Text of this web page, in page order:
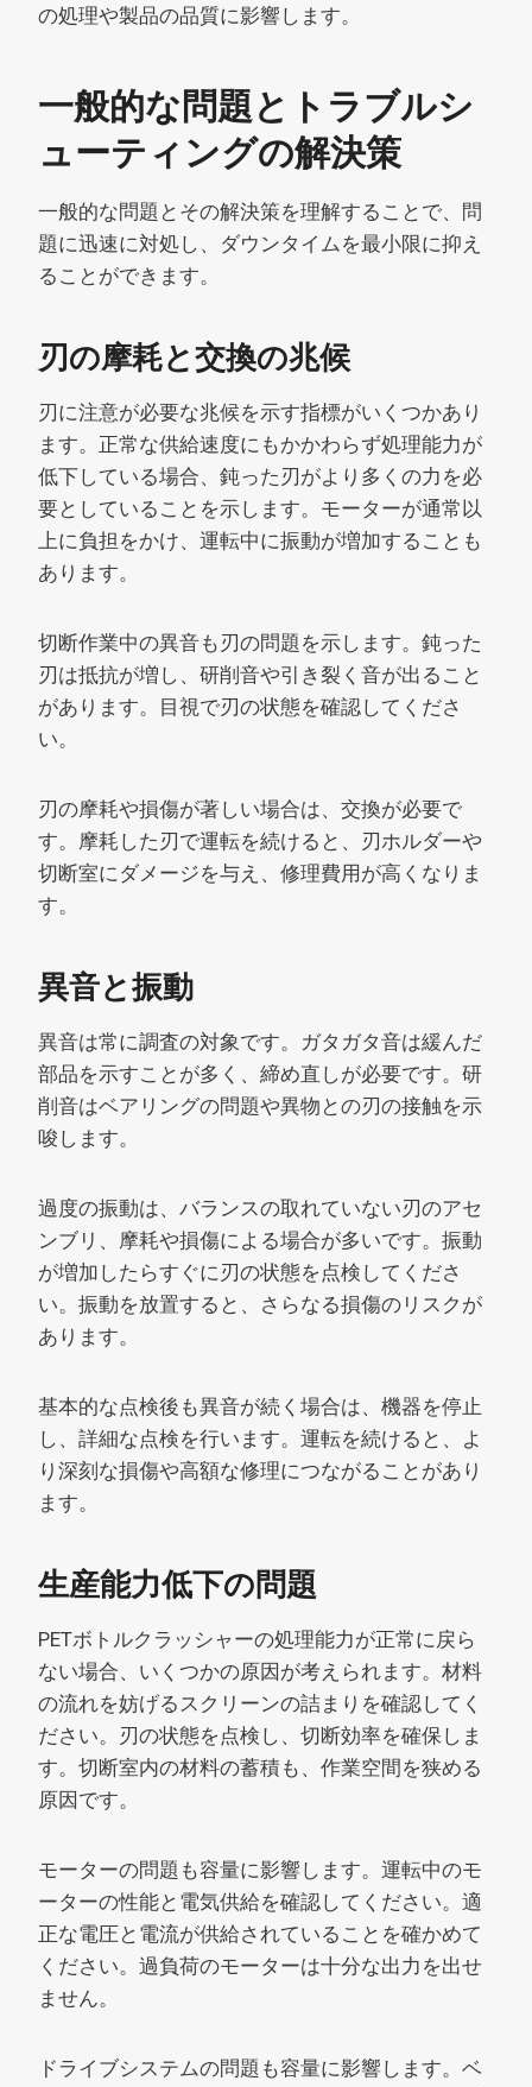
の処理や製品の品質に影響します。
一般的な問題とトラブルシ
ューティングの解決策
一般的な問題とその解決策を理解することで、問
題に迅速に対処し、ダウンタイムを最小限に抑え
ることができます。
刃の摩耗と交換の兆候
刃に注意が必要な兆候を示す指標がいくつかあり
ます。正常な供給速度にもかかわらず処理能力が
低下している場合、鈍った刃がより多くの力を必
要としていることを示します。モーターが通常以
上に負担をかけ、運転中に振動が増加することも
あります。
切断作業中の異音も刃の問題を示します。鈍った
刃は抵抗が増し、研削音や引き裂く音が出ること
があります。目視で刃の状態を確認してくださ
い。
刃の摩耗や損傷が著しい場合は、交換が必要で
す。摩耗した刃で運転を続けると、刃ホルダーや
切断室にダメージを与え、修理費用が高くなりま
す。
異音と振動
異音は常に調査の対象です。ガタガタ音は緩んだ
部品を示すことが多く、締め直しが必要です。研
削音はベアリングの問題や異物との刃の接触を示
唆します。
過度の振動は、バランスの取れていない刃のアセ
ンブリ、摩耗や損傷による場合が多いです。振動
が増加したらすぐに刃の状態を点検してくださ
い。振動を放置すると、さらなる損傷のリスクが
あります。
基本的な点検後も異音が続く場合は、機器を停止
し、詳細な点検を行います。運転を続けると、よ
り深刻な損傷や高額な修理につながることがあり
ます。
生産能力低下の問題
PETボトルクラッシャーの処理能力が正常に戻ら
ない場合、いくつかの原因が考えられます。材料
の流れを妨げるスクリーンの詰まりを確認してく
ださい。刃の状態を点検し、切断効率を確保しま
す。切断室内の材料の蓄積も、作業空間を狭める
原因です。
モーターの問題も容量に影響します。運転中のモ
ーターの性能と電気供給を確認してください。適
正な電圧と電流が供給されていることを確かめて
ください。過負荷のモーターは十分な出力を出せ
ません。
ドライブシステムの問題も容量に影響します。ベ